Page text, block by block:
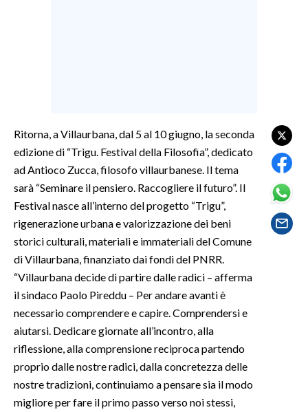
GOSSIP
SALUTE
SARDEGNA TURISMO
SARDI NEL MONDO
NOTIZIE
EVENTI
#CARAUNIONE
3 MINUTI CON
Ritorna, a Villaurbana, dal 5 al 10 giugno, la seconda
edizione di “Trìgu. Festival della Filosofia”, dedicato
ad Antioco Zucca, filosofo villaurbanese. Il tema
sarà “Seminare il pensiero. Raccogliere il futuro”. Il
Festival nasce all’interno del progetto “Trigu”,
rigenerazione urbana e valorizzazione dei beni
storici culturali, materiali e immateriali del Comune
di Villaurbana, finanziato dai fondi del PNRR.
“Villaurbana decide di partire dalle radici – afferma
il sindaco Paolo Pireddu – Per andare avanti è
necessario comprendere e capire. Comprendersi e
aiutarsi. Dedicare giornate all’incontro, alla
riflessione, alla comprensione reciproca partendo
proprio dalle nostre radici, dalla concretezza delle
nostre tradizioni, continuiamo a pensare sia il modo
migliore per fare il primo passo verso noi stessi,